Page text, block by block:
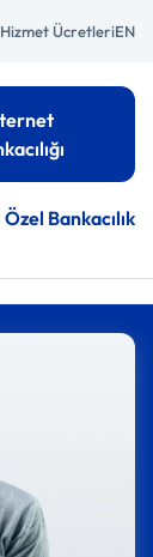
ÜcretleriEN
Özel Bankacılık